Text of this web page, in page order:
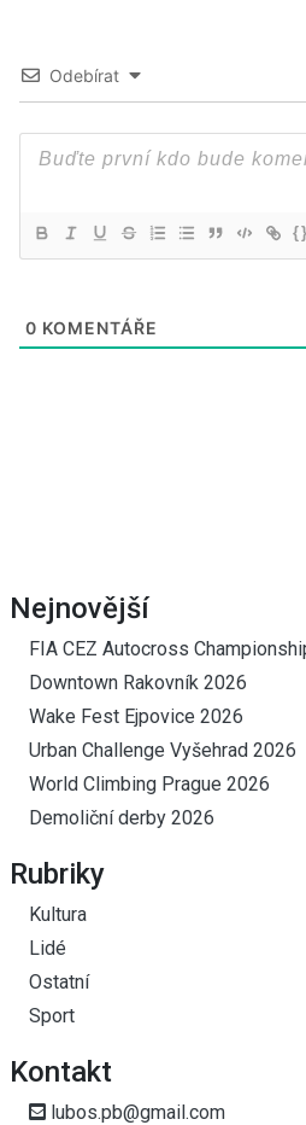
Odebírat
{}
0 KOMENTÁŘE
Nejnovější
FIA CEZ Autocross
Downtown Rakovník 2026
Wake Fest Ejpovice 2026
Urban Challenge Vyšehrad 2026
World Climbing Prague 2026
Demoliční derby 2026
Rubriky
Kultura
Lidé
Ostatní
Sport
Kontakt
lubos.pb@gmail.com